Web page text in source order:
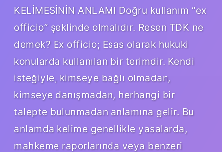
KELİMESİNİN ANLAMI Doğru kullanım “ex
officio” şeklinde olmalıdır. Resen TDK ne
demek? Ex officio; Esas olarak hukuki
konularda kullanılan bir terimdir. Kendi
isteğiyle, kimseye bağlı olmadan,
kimseye danışmadan, herhangi bir
talepte bulunmadan anlamına gelir. Bu
anlamda kelime genellikle yasalarda,
mahkeme raporlarında veya benzeri